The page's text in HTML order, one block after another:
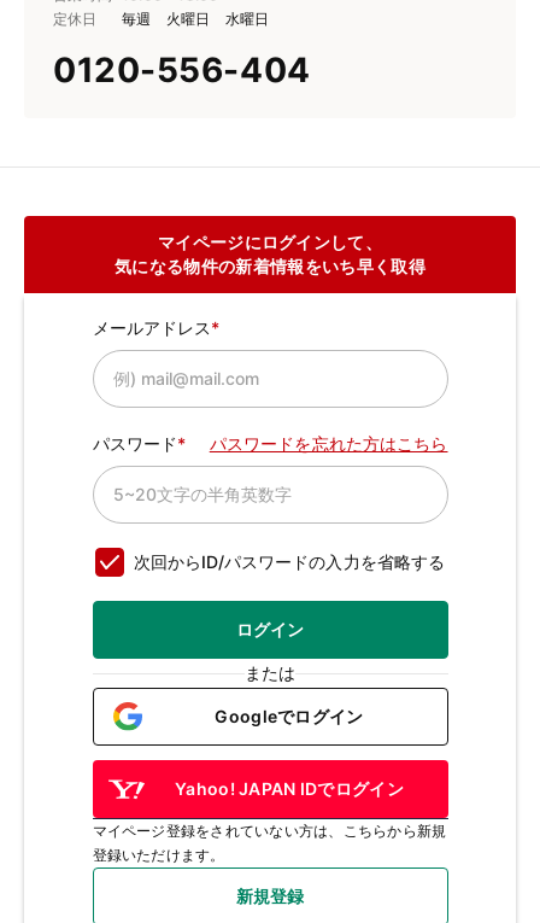
定休日
毎週 火曜日 水曜日
0120-556-404
マイページにログインして、
気になる物件の新着情報をいち早く取得
メールアドレス
パスワード パスワードを忘れた方はこちら
次回からID/パスワードの入力を省略する
ログイン
または
Googleでログイン
Yahoo! JAPAN IDでログイン
マイページ登録をされていない方は、こちらから新規
登録いただけます。
新規登録